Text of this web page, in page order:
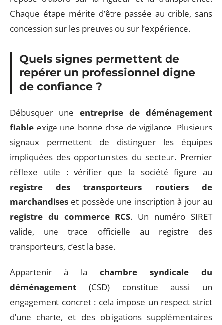
Chaque étape mérite d’être passée au crible, sans
concession sur les preuves ou sur l’expérience.
Quels signes permettent de
repérer un professionnel digne
de confiance ?
Débusquer une entreprise de déménagement
fiable exige une bonne dose de vigilance. Plusieurs
signaux permettent de distinguer les équipes
impliquées des opportunistes du secteur. Premier
réflexe utile : vérifier que la société figure au
registre des transporteurs routiers de
marchandises et possède une inscription à jour au
registre du commerce RCS. Un numéro SIRET
valide, une trace officielle au registre des
transporteurs, c’est la base.
Appartenir à la chambre syndicale du
déménagement (CSD) constitue aussi un
engagement concret : cela impose un respect strict
d’une charte, et des obligations supplémentaires